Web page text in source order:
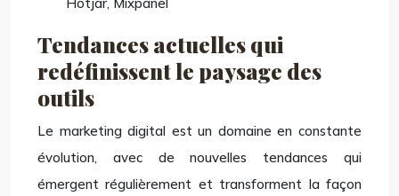
Tendances actuelles qui
redéfinissent le paysage des
outils
Le marketing digital est un domaine en constante
évolution, avec de nouvelles tendances qui
émergent régulièrement et transforment la façon